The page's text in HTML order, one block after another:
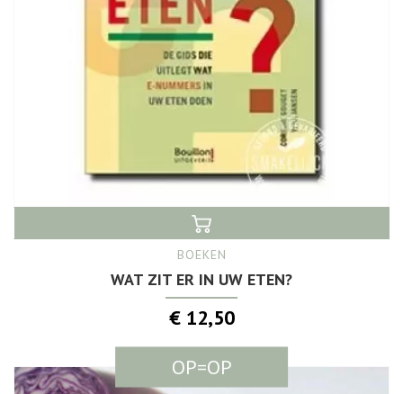
BOEKEN
WAT ZIT ER IN UW ETEN?
€ 12,50
OP=OP